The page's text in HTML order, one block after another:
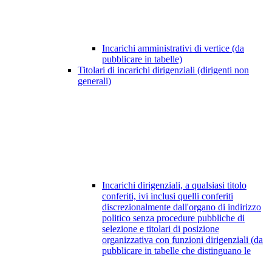
Incarichi amministrativi di vertice (da
pubblicare in tabelle)
Titolari di incarichi dirigenziali (dirigenti non
generali)
Incarichi dirigenziali, a qualsiasi titolo
conferiti, ivi inclusi quelli conferiti
discrezionalmente dall'organo di indirizzo
politico senza procedure pubbliche di
selezione e titolari di posizione
organizzativa con funzioni dirigenziali (da
pubblicare in tabelle che distinguano le